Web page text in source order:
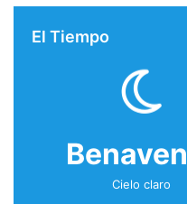
El Tiempo
Cielo claro